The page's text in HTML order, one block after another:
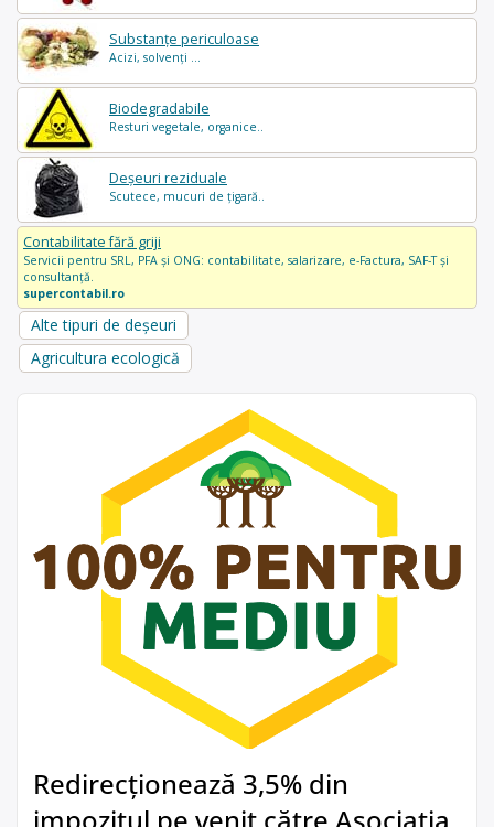
Substanțe periculoase
Acizi, solvenți ...
Biodegradabile
Resturi vegetale, organice..
Deșeuri reziduale
Scutece, mucuri de țigară..
Contabilitate fără griji
Servicii pentru SRL, PFA și ONG: contabilitate, salarizare, e-Factura, SAF-T și
consultanță.
supercontabil.ro
Alte tipuri de deșeuri
Agricultura ecologică
Redirecționează 3,5% din